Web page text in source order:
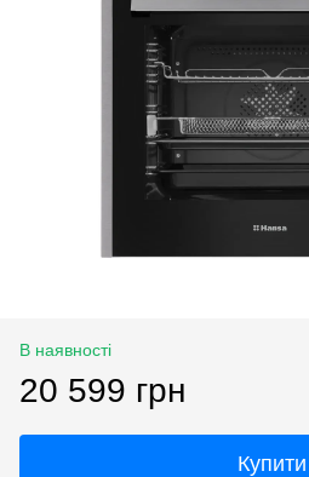
В наявності
20 599 грн
Купити